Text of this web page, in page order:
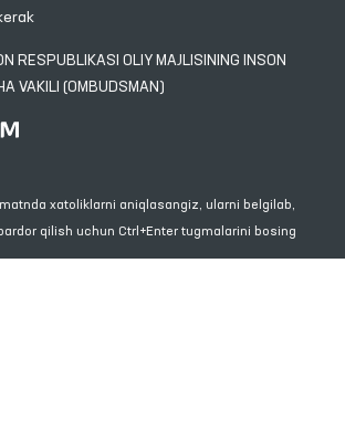
RESPUBLIKASI OLIY MAJLISINING INSON
VAKILI (OMBUDSMAN)
xatoliklarni aniqlasangiz, ularni belgilab,
qilish uchun Ctrl+Enter tugmalarini bosing